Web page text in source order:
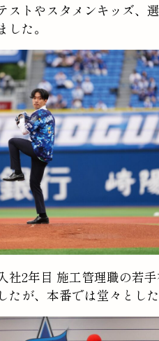
ストやスタメンキッズ、
た。
社2年目 施工管理職の若
たが、本番では堂々とし